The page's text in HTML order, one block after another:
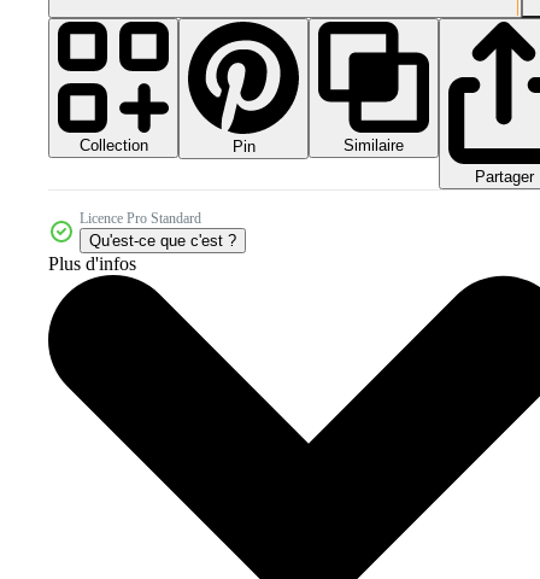
Collection Pin
Similaire
Partager
Licence Pro Standard
Qu'est-ce que c'est ?
Plus d'infos